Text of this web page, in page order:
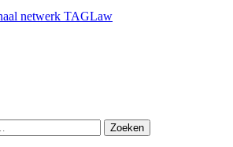
netwerk TAGLaw